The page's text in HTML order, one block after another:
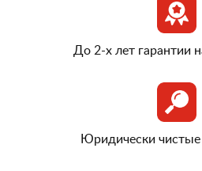
До 2-х лет гарантии
Юридически